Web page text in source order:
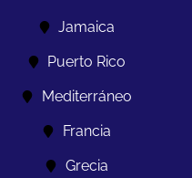
Jamaica
Puerto Rico
Mediterráneo
Francia
Grecia